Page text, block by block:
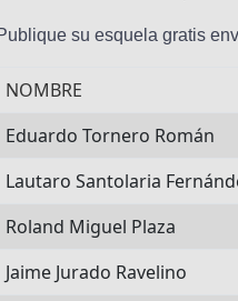
su esquela gratis
NOMBRE
Eduardo Tornero Román
Lautaro Santolaria
Roland Miguel Plaza
Jaime Jurado Ravelino